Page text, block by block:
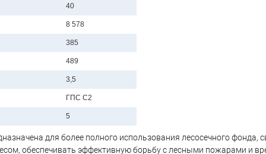
40
8 578
385
489
3,5
ГПС С2
5
для более полного использования лесосечного фонда,
обеспечивать эффективную борьбу с лесными пожарами и